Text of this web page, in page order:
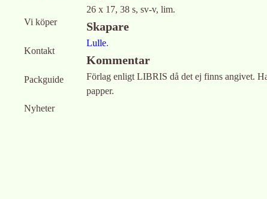
Vi köper
Kontakt
Packguide
Nyheter
26 x 17, 38 s, sv-v, lim.
Skapare
Lulle.
Kommentar
Förlag enligt LIBRIS då det ej finns angivet.
papper.